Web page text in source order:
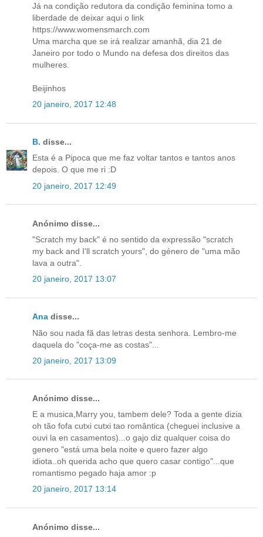
Já na condição redutora da condição feminina tomo a
liberdade de deixar aqui o link
https://www.womensmarch.com
Uma marcha que se irá realizar amanhã, dia 21 de
Janeiro por todo o Mundo na defesa dos direitos das
mulheres.
Beijinhos
20 janeiro, 2017 12:48
B. disse...
Esta é a Pipoca que me faz voltar tantos e tantos anos
depois. O que me ri :D
20 janeiro, 2017 12:49
Anónimo disse...
"Scratch my back" é no sentido da expressão "scratch
my back and I'll scratch yours", do género de "uma mão
lava a outra".
20 janeiro, 2017 13:07
Ana disse...
Não sou nada fã das letras desta senhora. Lembro-me
daquela do "coça-me as costas"...
20 janeiro, 2017 13:09
Anónimo disse...
E a musica,Marry you, tambem dele? Toda a gente dizia
oh tão fofa cutxi cutxi tao romântica (cheguei inclusive a
ouvi la en casamentos)...o gajo diz qualquer coisa do
genero "está uma bela noite e quero fazer algo
idiota..oh querida acho que quero casar contigo"...que
romantismo pegado haja amor :p
20 janeiro, 2017 13:14
Anónimo disse...